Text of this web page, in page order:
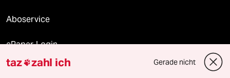
Aboservice
ePaper Login
Downloads für Abonnierende
taz zahl ich Gerade nicht